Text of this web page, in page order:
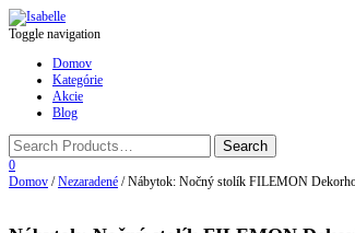
Toggle navigation
Domov
Kategórie
Akcie
Blog
0
Domov /Nezaradené / Nábytok: Nočný stolík FILEMON